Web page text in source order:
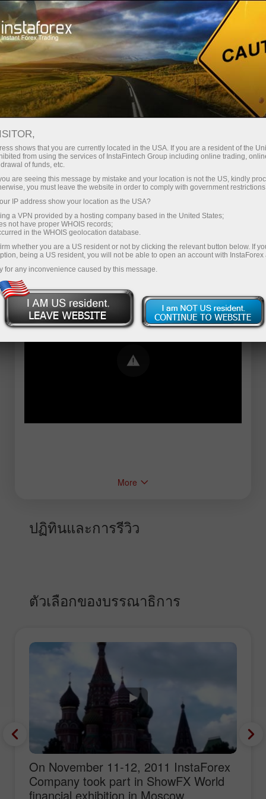
For Traders Forex Analytics
InstaForex TV
Forex TV News
Error loading YouTube: Video could not be
played
More
ปฏิทินและการรีวิว
ตัวเลือกของบรรณาธิการ
On November 11-12, 2011 InstaForex
Company took part in ShowFX World
financial exhibition in Moscow
shows that you are currently located in the USA. If you are a resident of the
from using the services of InstaFintech Group including online trading,
of funds, etc.
are seeing this message by mistake and your location is not the US, kindly
you must leave the website in order to comply with government
IP address show your location as the USA?
a VPN provided by a hosting company based in the United States;
not have proper WHOIS records;
in the WHOIS geolocation database.
whether you are a US resident or not by clicking the relevant button below. If
being a US resident, you will not be able to open an account with InstaForex
for any inconvenience caused by this message.